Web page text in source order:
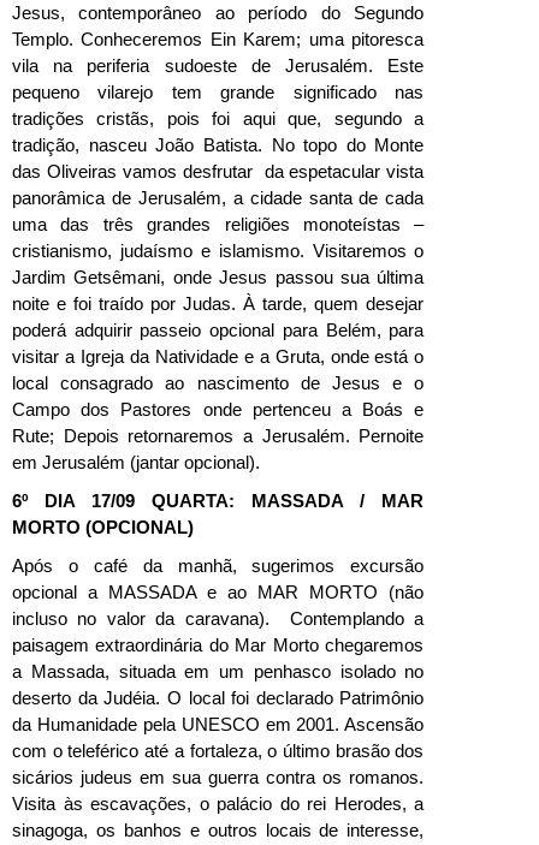
Jesus, contemporâneo ao período do Segundo
Templo. Conheceremos Ein Karem; uma pitoresca
vila na periferia sudoeste de Jerusalém. Este
pequeno vilarejo tem grande significado nas
tradições cristãs, pois foi aqui que, segundo a
tradição, nasceu João Batista. No topo do Monte
das Oliveiras vamos desfrutar da espetacular vista
panorâmica de Jerusalém, a cidade santa de cada
uma das três grandes religiões monoteístas –
cristianismo, judaísmo e islamismo. Visitaremos o
Jardim Getsêmani, onde Jesus passou sua última
noite e foi traído por Judas. À tarde, quem desejar
poderá adquirir passeio opcional para Belém, para
visitar a Igreja da Natividade e a Gruta, onde está o
local consagrado ao nascimento de Jesus e o
Campo dos Pastores onde pertenceu a Boás e
Rute; Depois retornaremos a Jerusalém. Pernoite
em Jerusalém (jantar opcional).
6º DIA 17/09 QUARTA: MASSADA / MAR
MORTO (OPCIONAL)
Após o café da manhã, sugerimos excursão
opcional a MASSADA e ao MAR MORTO (não
incluso no valor da caravana). Contemplando a
paisagem extraordinária do Mar Morto chegaremos
a Massada, situada em um penhasco isolado no
deserto da Judéia. O local foi declarado Patrimônio
da Humanidade pela UNESCO em 2001. Ascensão
com o teleférico até a fortaleza, o último brasão dos
sicários judeus em sua guerra contra os romanos.
Visita às escavações, o palácio do rei Herodes, a
sinagoga, os banhos e outros locais de interesse,